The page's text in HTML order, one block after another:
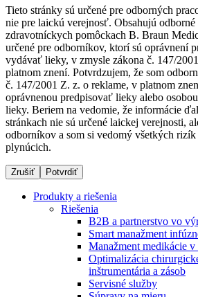
Uzatváranie rán
Riešenia
Terapie
Produktový katalóg​
Objavte naše produkty. ​Navštívte
Braun​ s našim kompletným
Dialyzačné strediská
B. Braun Avitum poskytuje kvalitnú
vo všetkých svojich strediskách na
informácií nájdete na stránke
Nájdite si prácu u nás​
Objavte svoje kariérne príležitosti ​v
trh práce​ pre zaujímavé pozície na
Médiá
Kontakt
Zostaňte v dialógu s B. Braun.
Tieto stránky sú určené pre odborných
nie pre laickú verejnosť. Obsahujú
zdravotníckych pomôckach B. Braun
určené pre odborníkov, ktorí sú oprávnení
vydávať lieky, v zmysle zákona č. 147/
platnom znení. Potvrdzujem, že som
č. 147/2001 Z. z. o reklame, v platnom
oprávnenou predpisovať lieky alebo
lieky. Beriem na vedomie, že informácie
stránkach nie sú určené laickej verejnosti,
odborníkov a som si vedomý všetkých
plynúcich.
Zrušiť Potvrdiť
Produkty a riešenia
Riešenia
B2B a partnerstvo vo
Smart manažment
Manažment medikácie
Optimalizácia
inštrumentária a zásob
Servisné služby